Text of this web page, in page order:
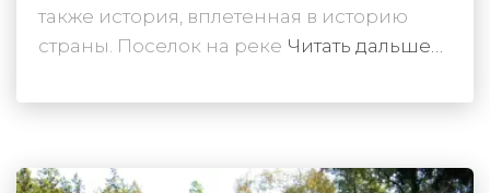
также история, вплетенная в историю
страны. Поселок на реке Читать дальше…